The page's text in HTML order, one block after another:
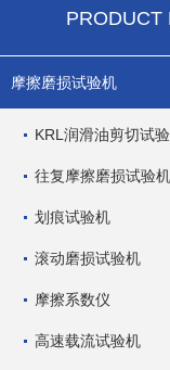
PRODUCT
摩擦磨损试验机
KRL润滑油剪切试
往复摩擦磨损试验机
划痕试验机
滚动磨损试验机
摩擦系数仪
高速载流试验机